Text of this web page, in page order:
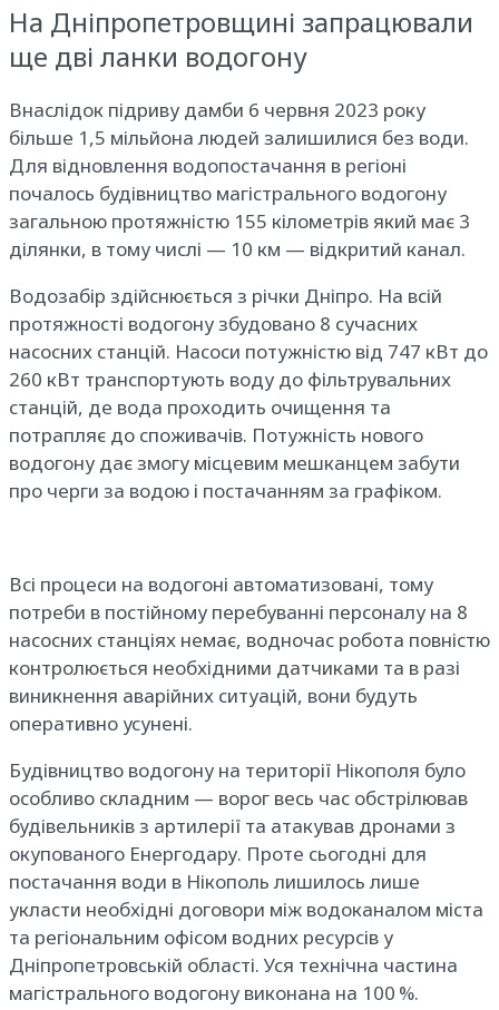
На Дніпропетровщині запрацювали
ще дві ланки водогону
Внаслідок підриву дамби 6 червня 2023 року
більше 1,5 мільйона людей залишилися без води.
Для відновлення водопостачання в регіоні
почалось будівництво магістрального водогону
загальною протяжністю 155 кілометрів який має 3
ділянки, в тому числі — 10 км — відкритий канал.
Водозабір здійснюється з річки Дніпро. На всій
протяжності водогону збудовано 8 сучасних
насосних станцій. Насоси потужністю від 747 кВт до
260 кВт транспортують воду до фільтрувальних
станцій, де вода проходить очищення та
потрапляє до споживачів. Потужність нового
водогону даєзмогу місцевим мешканцем забути
про черги за водою і постачанням за графіком.
Всі процеси на водогоні автоматизовані, тому
потреби в постійному перебуванні персоналу на 8
насосних станціях немає, водночас робота повністю
контролюється необхідними датчиками та в разі
виникнення аварійних ситуацій, вони будуть
оперативно усунені.
Будівництво водогону на території Нікополя було
особливо складним — ворог весь час обстрілював
будівельників з артилерії та атакував дронами з
окупованого Енергодару. Проте сьогодні для
постачання води в Нікополь лишилось лише
укласти необхідні договори між водоканалом міста
та регіональним офісом водних ресурсів у
Дніпропетровській області. Уся технічна частина
магістрального водогону виконана на 100 %.